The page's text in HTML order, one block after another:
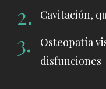
Cavitación,
Osteopatía
disfunciones